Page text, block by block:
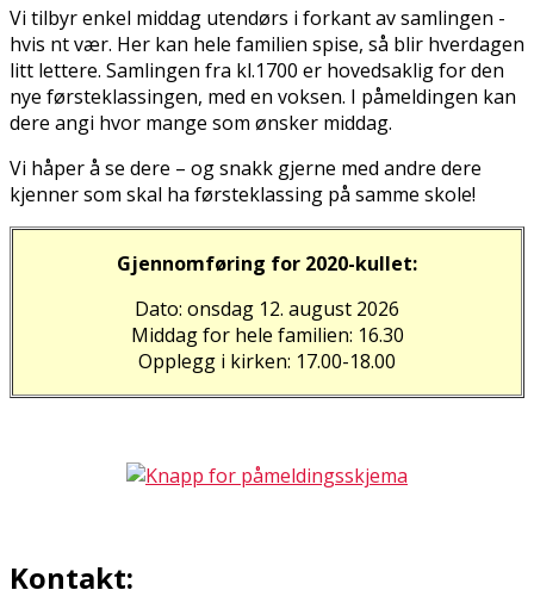
Vi tilbyr enkel middag utendørs i forkant av samlingen -
hvis fint vær. Her kan hele familien spise, så blir hverdagen
litt lettere. Samlingen fra kl.1700 er hovedsaklig for den
nye førsteklassingen, med en voksen. I påmeldingen kan
dere angi hvor mange som ønsker middag.
Vi håper å se dere – og snakk gjerne med andre dere
kjenner som skal ha førsteklassing på samme skole!
Gjennomføring for 2020-kullet:
Dato: onsdag 12. august 2026
Middag for hele familien: 16.30
Opplegg i kirken: 17.00-18.00
Kontakt: